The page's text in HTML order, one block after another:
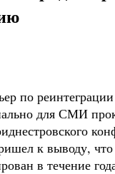
по
для СМИ
к выводу,
в течение